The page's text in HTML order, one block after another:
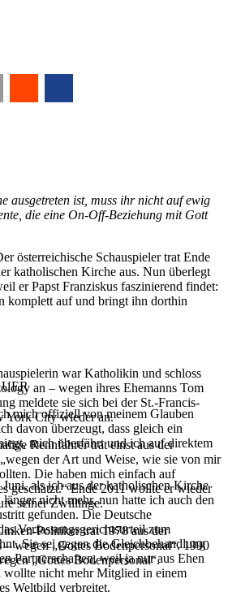
ausgetreten ist, muss ihr nicht auf ewig
die eine On-Off-Beziehung mit Gott
österreichische Schauspieler trat Ende
katholischen Kirche aus. Nun überlegt
er Papst Franziskus faszinierend findet:
komplett auf und bringt ihn dorthin
war Katholikin und schloss
an – wegen ihres Ehemanns Tom
meldete sie sich bei der St.-Francis-
York City wieder an.
Rennfahrer trat einst aus der
der Art und Weise, wie sie von mir
Die haben mich einfach auf
geschätzt.“ Ende 2011 wollte er wieder
seiner Zwillinge.
Politiker trat 1978 aus der
wegen „Gottes Bodenpersonal“. 1990
„Gottes Bodenpersonal“.
mich offiziell von meinem Glauben
davon überzeugt, dass gleich ein
mich überfährt und ich auf direktem
als ich aus der katholischen Kirche
nicht mehr, nun hatte ich auch den
gefunden. Die Deutsche
Verfassungsgerichtsurteil zum
Sie sei gegen die Gleichbehandlung
Partnerschaften, weil ja nur aus Ehen
nicht mehr Mitglied in einem
Weltbild verbreitet.